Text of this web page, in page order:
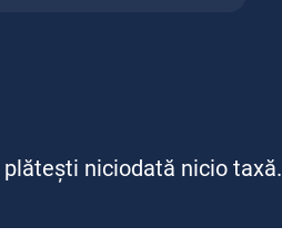
plătești niciodată nicio taxă.